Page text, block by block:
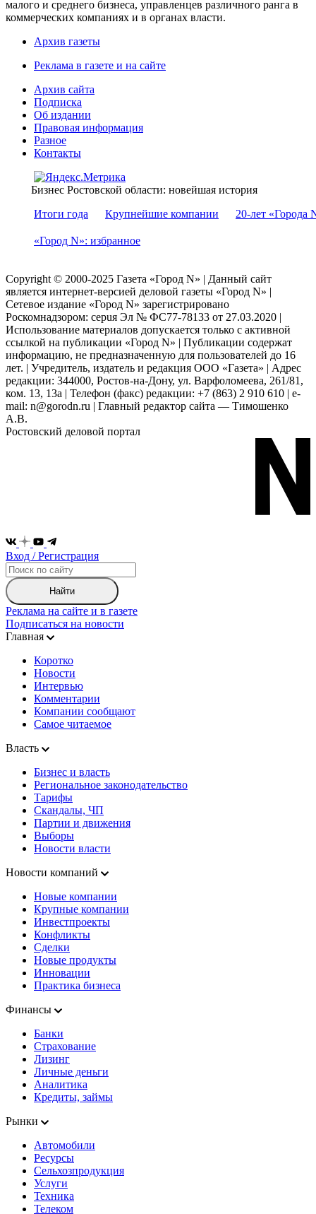
малого и среднего бизнеса, управленцев различного ранга в
коммерческих компаниях и в органах власти.
Архив газеты
Реклама в газете и на сайте
Архив сайта
Подписка
Об издании
Правовая информация
Разное
Контакты
Бизнес Ростовской области: новейшая история
Итоги года
Крупнейшие компании 20-лет «Города
«Город N»: избранное
Copyright © 2000-2025 Газета «Город N» | Данный сайт
является интернет-версией деловой газеты «Город N» |
Сетевое издание «Город N» зарегистрировано
Роскомнадзором: серuя Эл № ФС77-78133 от 27.03.2020 |
Использование материалов допускается только с активной
ссылкой на публикации «Город N» | Публикации содержат
информацию, не предназначенную для пользователей до 16
лет. | Учредитель, издатель и редакция ООО «Газета» | Адрес
редакции: 344000, Ростов-на-Дону, ул. Варфоломеева, 261/81,
ком. 13, 13а | Телефон (факс) редакции: +7 (863) 2 910 610 | e-
mail: n@gorodn.ru | Главный редактор сайта — Тимошенко
А.В.
Ростовский деловой портал
Вход / Регистрация
Найти
Реклама на сайте и в газете
Подписаться на новости
Главная
Коротко
Новости
Интервью
Комментарии
Компании сообщают
Самое читаемое
Власть
Бизнес и власть
Региональное законодательство
Тарифы
Скандалы, ЧП
Партии и движения
Выборы
Новости власти
Новости компаний
Новые компании
Крупные компании
Инвестпроекты
Конфликты
Сделки
Новые продукты
Инновации
Практика бизнеса
Финансы
Банки
Страхование
Лизинг
Личные деньги
Аналитика
Кредиты, займы
Рынки
Автомобили
Ресурсы
Сельхозпродукция
Услуги
Техника
Телеком